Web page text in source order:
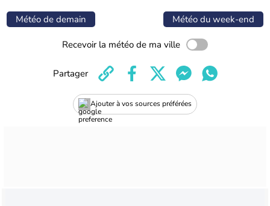
Météo de demain Météo du week-end
Recevoir la météo de ma ville
Ajouter à vos sources préférées
Partager